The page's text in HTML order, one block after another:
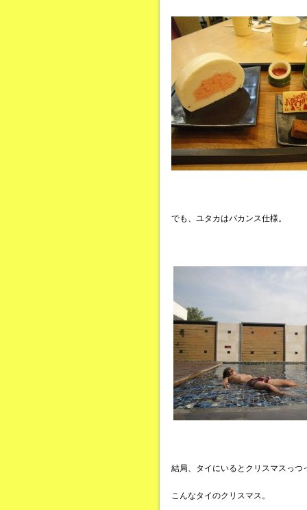
でも、ユタカはバカンス仕様。
結局、タイにいるとクリスマスっ
こんなタイのクリスマス。